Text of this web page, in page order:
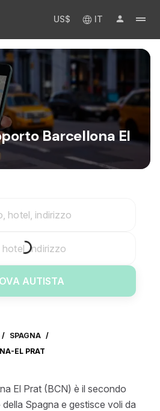
US$ IT
Barcellona El
hotel, indirizzo
indirizzo
AUTISTA
/ SPAGNA /
EL PRAT
El Prat (BCN) è il secondo
Spagna e gestisce voli da